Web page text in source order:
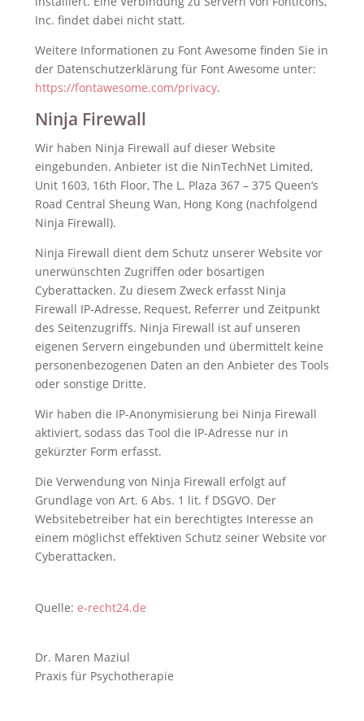
Inc. findet dabei nicht statt.
Weitere Informationen zu Font Awesome finden Sie in
der Datenschutzerklärung für Font Awesome unter:
https://fontawesome.com/privacy.
Ninja Firewall
Wir haben Ninja Firewall auf dieser Website
eingebunden. Anbieter ist die NinTechNet Limited,
Unit 1603, 16th Floor, The L. Plaza 367 – 375 Queen‘s
Road Central Sheung Wan, Hong Kong (nachfolgend
Ninja Firewall).
Ninja Firewall dient dem Schutz unserer Website vor
unerwünschten Zugriffen oder bösartigen
Cyberattacken. Zu diesem Zweck erfasst Ninja
Firewall IP-Adresse, Request, Referrer und Zeitpunkt
des Seitenzugriffs. Ninja Firewall ist auf unseren
eigenen Servern eingebunden und übermittelt keine
personenbezogenen Daten an den Anbieter des Tools
oder sonstige Dritte.
Wir haben die IP-Anonymisierung bei Ninja Firewall
aktiviert, sodass das Tool die IP-Adresse nur in
gekürzter Form erfasst.
Die Verwendung von Ninja Firewall erfolgt auf
Grundlage von Art. 6 Abs. 1 lit. f DSGVO. Der
Websitebetreiber hat ein berechtigtes Interesse an
einem möglichst effektiven Schutz seiner Website vor
Cyberattacken.
Quelle: e-recht24.de
Dr. Maren Maziul
Praxis für Psychotherapie